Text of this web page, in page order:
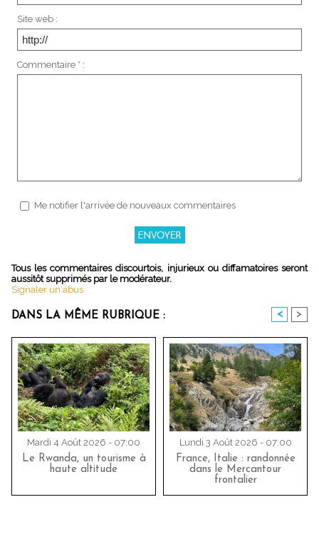
Site web :
Commentaire * :
Me notifier l'arrivée de nouveaux commentaires
Tous les commentaires discourtois, injurieux ou diffamatoires seront
aussitôt supprimés par le modérateur.
Signaler un abus
DANS LA MÊME RUBRIQUE : < >
Mardi 4 Août 2026 - 07:00
Le Rwanda, un tourisme à
haute altitude
Lundi 3 Août 2026 - 07:00
France, Italie : randonnée
dans le Mercantour
frontalier